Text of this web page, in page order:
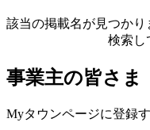
該当の掲載名が見つか
検索し
事業主の皆さま
Myタウンページに登録